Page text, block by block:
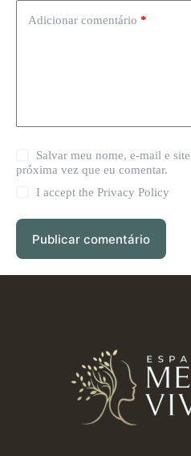
Adicionar comentário *
Salvar meu nome, e-mail e
próxima vez que eu comentar.
I accept thePrivacy Policy
Publicar comentário